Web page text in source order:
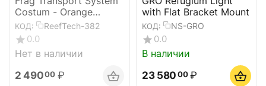
Costum - Orange
Underface
КОД: ReefTech-382
0.0
Нет в наличии
2 49000 ₽
with Flat Bracket Mount
КОД: NS-GRO
0.0
В наличии
23 580 00 ₽